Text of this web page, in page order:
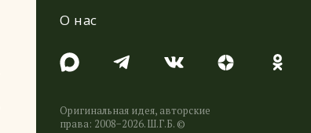
О нас
Оригинальная идея, авторские
права: 2008−2026. Ш.Г.Б. ©